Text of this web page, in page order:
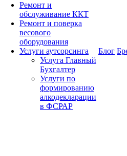
Ремонт и
обслуживание ККТ
Ремонт и поверка
весового
оборудования
Услуги аутсорсинга
Услуга Главный
Бухгалтер
Услуги по
формированию
алкодекларации
в ФСРАР
Блог